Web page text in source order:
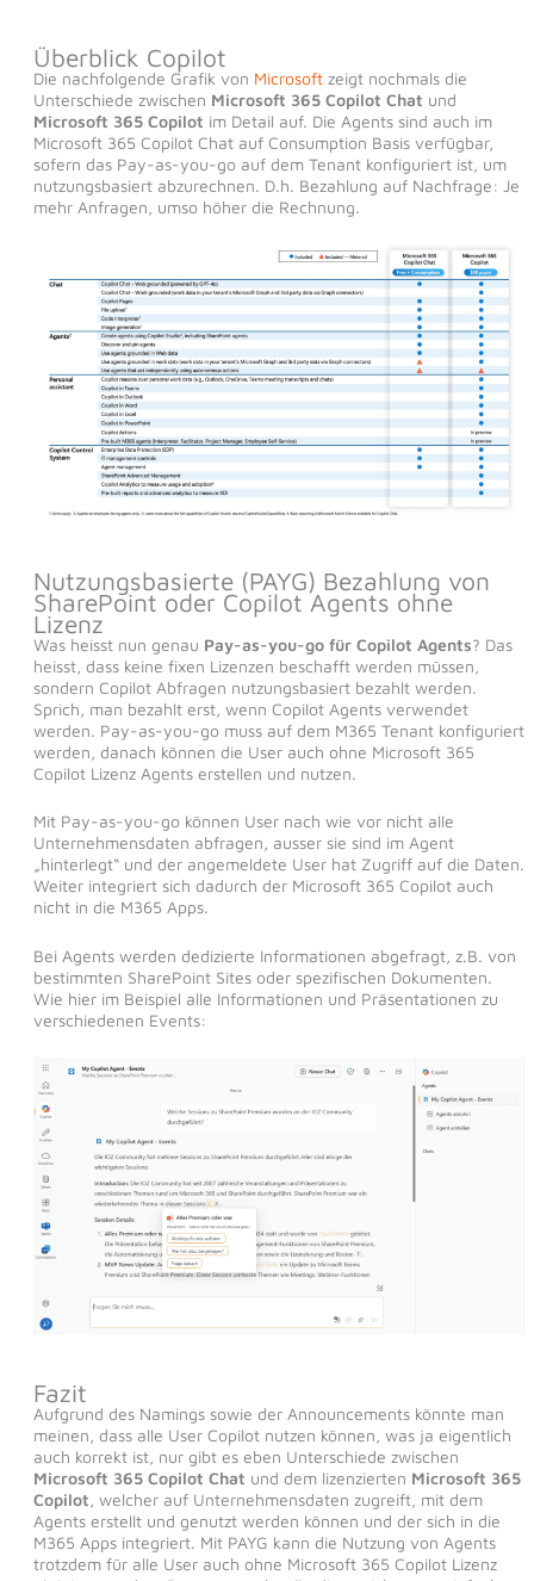
Überblick Copilot
Die nachfolgende Grafik von Microsoft zeigt nochmals die
Unterschiede zwischen Microsoft 365 Copilot Chat und
Microsoft 365 Copilot im Detail auf. Die Agents sind auch im
Microsoft 365 Copilot Chat auf Consumption Basis verfügbar,
sofern das Pay-as-you-go auf dem Tenant konfiguriert ist, um
nutzungsbasiert abzurechnen. D.h. Bezahlung auf Nachfrage: Je
mehr Anfragen, umso höher die Rechnung.
Nutzungsbasierte (PAYG) Bezahlung von
SharePoint oder Copilot Agents ohne
Lizenz
Was heisst nun genau Pay-as-you-go für Copilot Agents? Das
heisst, dass keine fixen Lizenzen beschafft werden müssen,
sondern Copilot Abfragen nutzungsbasiert bezahlt werden.
Sprich, man bezahlt erst, wenn Copilot Agents verwendet
werden. Pay-as-you-go muss auf dem M365 Tenant konfiguriert
werden, danach können die User auch ohne Microsoft 365
Copilot Lizenz Agents erstellen und nutzen.
Mit Pay-as-you-go können User nach wie vor nicht alle
Unternehmensdaten abfragen, ausser sie sind im Agent
„hinterlegt“ und der angemeldete User hat Zugriff auf die Daten.
Weiter integriert sich dadurch der Microsoft 365 Copilot auch
nicht in die M365 Apps.
Bei Agents werden dedizierte Informationen abgefragt, z.B. von
bestimmten SharePoint Sites oder spezifischen Dokumenten.
Wie hier im Beispiel alle Informationen und Präsentationen zu
verschiedenen Events:
Fazit
Aufgrund des Namings sowie der Announcements könnte man
meinen, dass alle User Copilot nutzen können, was ja eigentlich
auch korrekt ist, nur gibt es eben Unterschiede zwischen
Microsoft 365 Copilot Chat und dem lizenzierten Microsoft 365
Copilot , welcher auf Unternehmensdaten zugreift, mit dem
Agents erstellt und genutzt werden können und der sich in die
M365 Apps integriert. Mit PAYG kann die Nutzung von Agents
trotzdem für alle User auch ohne Microsoft 365 Copilot Lizenz